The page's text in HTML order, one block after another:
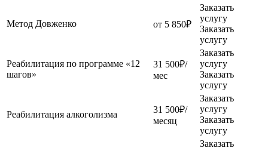
Метод Довженко от 5 850₽
Заказать
услугу
Заказать
услугу
Реабилитация по программе «12
шагов»
31 500₽/
мес
Заказать
услугу
Заказать
услугу
Реабилитация алкоголизма
31 500₽/
месяц
Заказать
услугу
Заказать
услугу
Заказать